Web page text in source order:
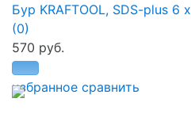
избранное сравнить
Бур KRAFTOOL, SDS-plus
(0)
570 руб.